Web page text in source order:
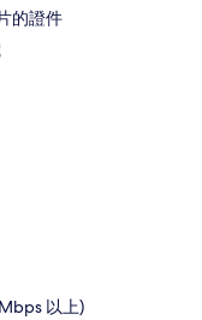
的證件
以上)